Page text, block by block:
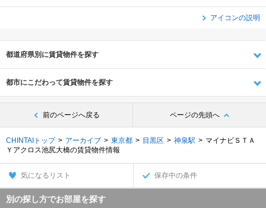
アイコンの説明
都道府県別に賃貸物件を探す
都市にこだわって賃貸物件を探す
前のページへ戻る ページの先頭へ
CHINTAIトップ アーカイブ 東京都 目黒区 神泉駅
マイナビＳＴＡ
Ｙアクロス池尻大橋の賃貸物件情報
気になるリスト 保存中の条件
別の探し方でお部屋を探す